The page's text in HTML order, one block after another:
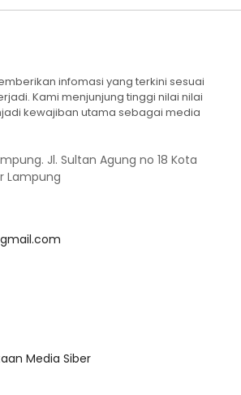
infomasi yang terkini sesuai
Kami menjunjung tinggi nilai nilai
kewajiban utama sebagai media
Jl. Sultan Agung no 18 Kota
Lampung
Media Siber